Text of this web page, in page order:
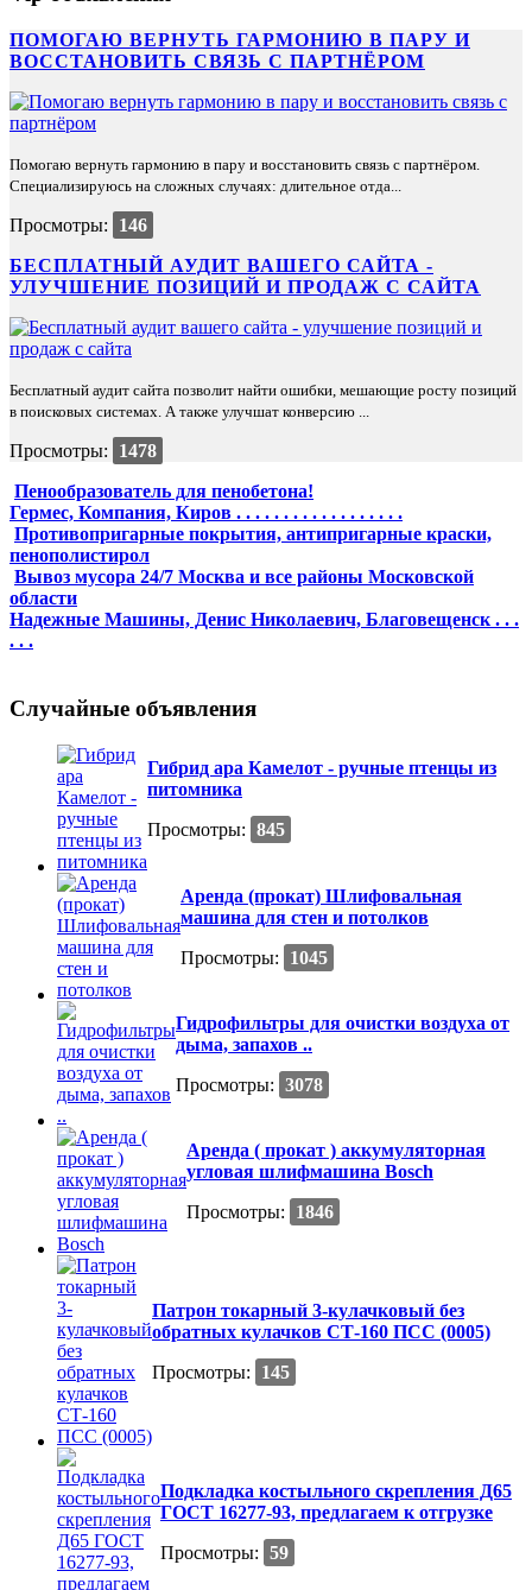
ПОМОГАЮ ВЕРНУТЬ ГАРМОНИЮ В ПАРУ И
ВОССТАНОВИТЬ СВЯЗЬ С ПАРТНЁРОМ
Помогаю вернуть гармонию в пару и восстановить связь с партнёром.
Специализируюсь на сложных случаях: длительное отда...
Просмотры:
146
БЕСПЛАТНЫЙ АУДИТ ВАШЕГО САЙТА -
УЛУЧШЕНИЕ ПОЗИЦИЙ И ПРОДАЖ С САЙТА
Бесплатный аудит сайта позволит найти ошибки, мешающие росту позиций
в поисковых системах. А также улучшат конверсию ...
Просмотры:
1478
Пенообразователь для пенобетона!
Гермес, Компания, Киров . . . . . . . . . . . . . . . . . .
Противопригарные покрытия, антипригарные краски,
пенополистирол
Вывоз мусора 24/7 Москва и все районы Московской
области
Надежные Машины, Денис Николаевич, Благовещенск . . .
. . .
Случайные объявления
Гибрид ара Камелот - ручные птенцы из
питомника
Просмотры: 845
Аренда (прокат) Шлифовальная
машина для стен и потолков
Просмотры:
1045
Гидрофильтры для очистки воздуха от
дыма, запахов ..
Просмотры: 3078
Аренда ( прокат ) аккумуляторная
угловая шлифмашина Bosch
Просмотры:
1846
Патрон токарный 3-кулачковый без
обратных кулачков СТ-160 ПСС (0005)
Просмотры:
145
Подкладка костыльного скрепления Д65
ГОСТ 16277-93, предлагаем к отгрузке
Просмотры: 59